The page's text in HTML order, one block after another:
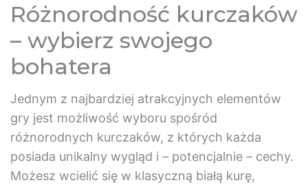
Różnorodność kurczaków
– wybierz swojego
bohatera
Jednym z najbardziej atrakcyjnych elementów
gry jest możliwość wyboru spośród
różnorodnych kurczaków, z których każda
posiada unikalny wygląd i – potencjalnie – cechy.
Możesz wcielić się w klasyczną białą kurę,